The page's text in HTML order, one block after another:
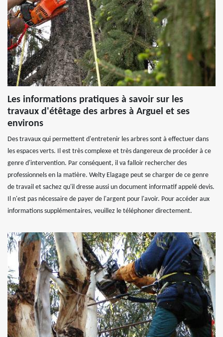
Les informations pratiques à savoir sur les
travaux d'étêtage des arbres à Arguel et ses
environs
Des travaux qui permettent d'entretenir les arbres sont à effectuer dans
les espaces verts. Il est très complexe et très dangereux de procéder à ce
genre d'intervention. Par conséquent, il va falloir rechercher des
professionnels en la matière. Welty Elagage peut se charger de ce genre
de travail et sachez qu'il dresse aussi un document informatif appelé devis.
Il n'est pas nécessaire de payer de l'argent pour l'avoir. Pour accéder aux
informations supplémentaires, veuillez le téléphoner directement.